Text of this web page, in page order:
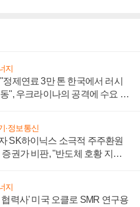
지
정제연료 3만 톤 한국에서 러시
", 우크라이나의 공격에 수요 늘
·정보통신
SK하이닉스 소극적 주주환원
증권가 비판, "반도체 호황 지속
지
력사' 미국 오클로 SMR 연구용